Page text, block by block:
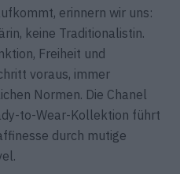
erinnern wir uns:
keine Traditionalistin.
Freiheit und
voraus, immer
Normen. Die Chanel
to-Wear-Kollektion führt
durch mutige